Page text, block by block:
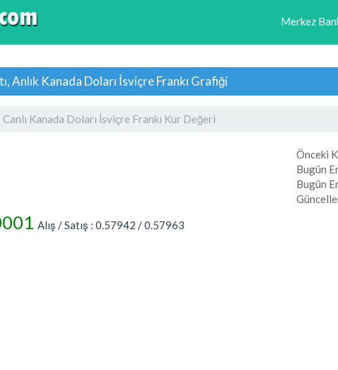
Merkez
Anlık Kanada Doları İsviçre Frankı Grafiği
Canlı Kanada Doları İsviçre Frankı Kur Değeri
Alış / Satış : 0.57942 /0.57963
Önceki
Bugün
Bugün